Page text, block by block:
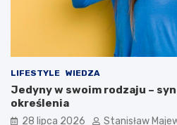
LIFESTYLE WIEDZA
Jedyny w swoim rodzaju –
określenia
28 lipca 2026 Stanisław